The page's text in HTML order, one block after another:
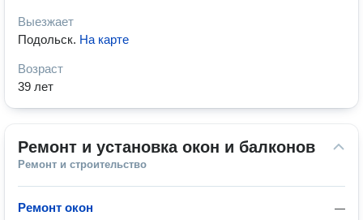
Выезжает
Подольск. На карте
Возраст
39 лет
Ремонт и установка окон и балконов
Ремонт и строительство
—
Ремонт окон